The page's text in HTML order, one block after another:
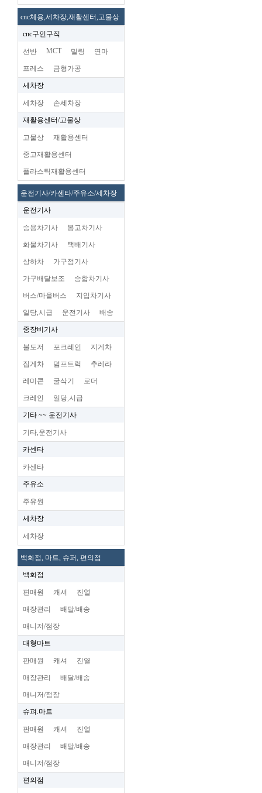
cnc체용,세차장,재활센터,고물상
cnc구인구직
선반 MCT 밀링 연마
프레스 금형가공
세차장
세차장 손세차장
재활용센터/고물상
고물상 재활용센터
중고재활용센터
플라스틱재활용센터
운전기사/카센타/주유소/세차장
운전기사
승용차기사 봉고차기사
화물차기사 택배기사
상하차 가구점기사
가구배달보조 승합차기사
버스/마을버스 지입차기사
일당,시급 운전기사 배송
중장비기사
불도저 포크레인 지게차
집게차 덤프트럭 추레라
레미콘 굴삭기 로더
크레인 일당,시급
기타 ~~ 운전기사
기타,운전기사
카센타
카센타
주유소
주유원
세차장
세차장
백화점, 마트, 슈퍼, 편의점
백화점
편매원 캐셔 진열
매장관리 배달/배송
매니저/점장
대형마트
판매원 캐셔 진열
매장관리 배달/배송
매니저/점장
슈펴.마트
판매원 캐셔 진열
매장관리 배달/배송
매니저/점장
편의점